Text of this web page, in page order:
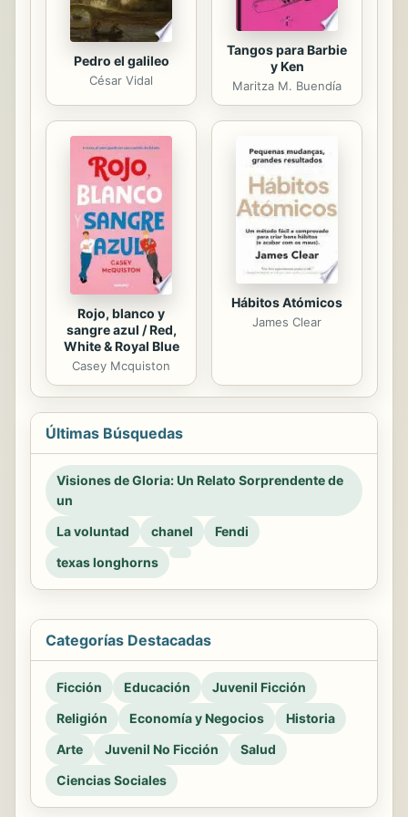
Pedro el galileo
César Vidal
Tangos para Barbie
y Ken
Maritza M. Buendía
Rojo, blanco y
sangre azul / Red,
White & Royal Blue
Casey Mcquiston
Hábitos Atómicos
James Clear
Últimas Búsquedas
Visiones de Gloria: Un Relato Sorprendente de
un
La voluntad
chanel
Fendi
texas longhorns
Categorías Destacadas
Ficción Educación
Juvenil Ficción
Religión
Economía y Negocios
Historia
Arte
Juvenil No Ficción
Salud
Ciencias Sociales